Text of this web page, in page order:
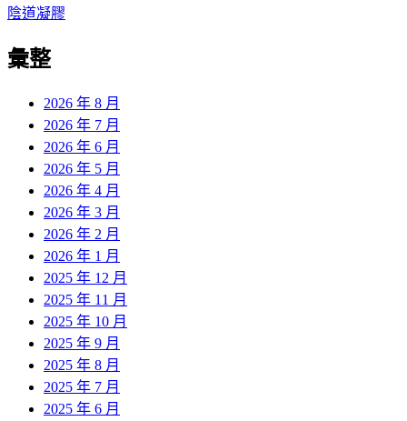
導
覽
陰道凝膠
彙整
2026 年 8 月
2026 年 7 月
2026 年 6 月
2026 年 5 月
2026 年 4 月
2026 年 3 月
2026 年 2 月
2026 年 1 月
2025 年 12 月
2025 年 11 月
2025 年 10 月
2025 年 9 月
2025 年 8 月
2025 年 7 月
2025 年 6 月